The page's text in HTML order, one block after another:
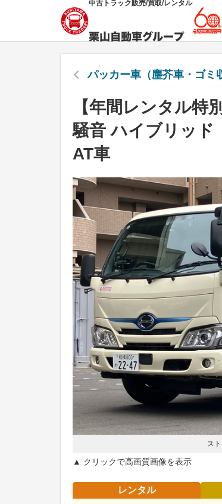
中古トラック販売/買取/レンタル
パッカー車（塵芥車・ゴミ
【年間レンタル特
騒音 ハイブリッド
AT車
ス
▲ クリックで高画質画像を表示
レンタル